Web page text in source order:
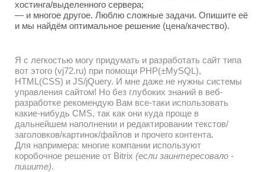
хостинга/выделенного сервера;
— и многое другое. Люблю сложные задачи. Опишите её
и мы найдём оптимальное решение (цена/качество).
Я с легкостью могу придумать и разработать сайт типа
вот этого (vj72.ru) при помощи PHP(±MySQL),
HTML(CSS) и JS/jQuery. И мне даже не нужны системы
управления сайтом! Но без глубоких знаний в веб-
разработке рекомендую Вам все-таки использовать
какие-нибудь CMS, так как они куда проще в
дальнейшем наполнении и редактировании текстов/
заголовков/картинок/файлов и прочего контента.
Для напримера: многие компании используют
коробочное решение от Bitrix (если заинтересовало -
пишите).